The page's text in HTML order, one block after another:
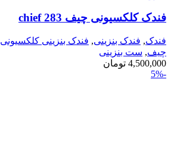
فندک کلکسیونی چیف chief 283
فندک, فندک بنزینی, فندک بنزینی کلکسیونی
چیف, ست بنزینی
4,500,000 تومان
-5%